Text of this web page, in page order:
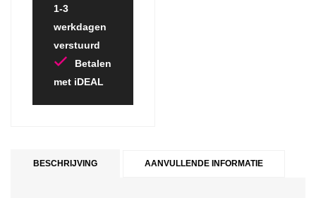
1-3
werkdagen
verstuurd
Betalen
met iDEAL
BESCHRIJVING AANVULLENDE INFORMATIE